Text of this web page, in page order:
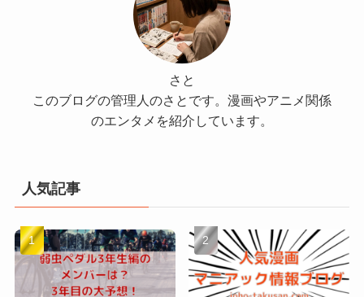
さと
このブログの管理人のさとです。漫画やアニメ関係
のエンタメを紹介しています。
人気記事